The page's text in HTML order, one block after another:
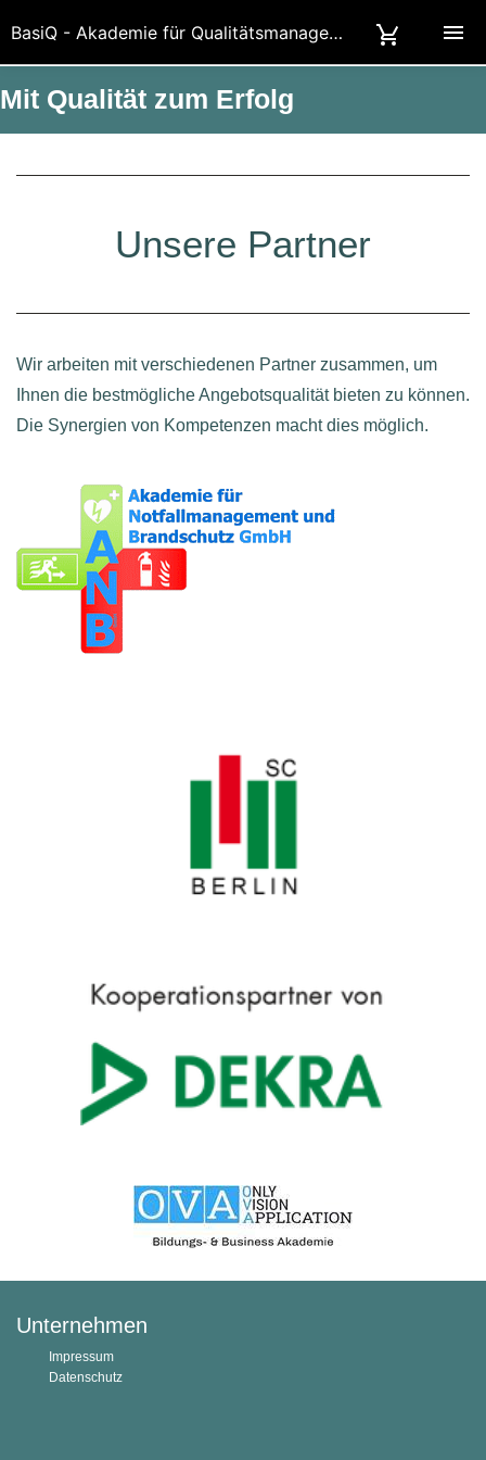
Mit Qualität zum Erfolg
Unsere Partner
Wir arbeiten mit verschiedenen Partner zusammen, um
Ihnen die bestmögliche Angebotsqualität bieten zu können.
Die Synergien von Kompetenzen macht dies möglich.
Unternehmen
Impressum
Datenschutz
BasiQ - Akademie für Qualitätsmanagement und Datenschutz in Berlin